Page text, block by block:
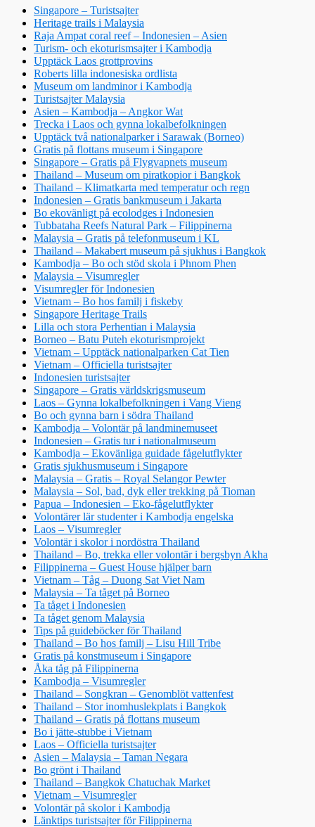
Singapore – Turistsajter
Heritage trails i Malaysia
Raja Ampat coral reef – Indonesien – Asien
Turism- och ekoturismsajter i Kambodja
Upptäck Laos grottprovins
Roberts lilla indonesiska ordlista
Museum om landminor i Kambodja
Turistsajter Malaysia
Asien – Kambodja – Angkor Wat
Trecka i Laos och gynna lokalbefolkningen
Upptäck två nationalparker i Sarawak (Borneo)
Gratis på flottans museum i Singapore
Singapore – Gratis på Flygvapnets museum
Thailand – Museum om piratkopior i Bangkok
Thailand – Klimatkarta med temperatur och regn
Indonesien – Gratis bankmuseum i Jakarta
Bo ekovänligt på ecolodges i Indonesien
Tubbataha Reefs Natural Park – Filippinerna
Malaysia – Gratis på telefonmuseum i KL
Thailand – Makabert museum på sjukhus i Bangkok
Kambodja – Bo och stöd skola i Phnom Phen
Malaysia – Visumregler
Visumregler för Indonesien
Vietnam – Bo hos familj i fiskeby
Singapore Heritage Trails
Lilla och stora Perhentian i Malaysia
Borneo – Batu Puteh ekoturismprojekt
Vietnam – Upptäck nationalparken Cat Tien
Vietnam – Officiella turistsajter
Indonesien turistsajter
Singapore – Gratis världskrigsmuseum
Laos – Gynna lokalbefolkningen i Vang Vieng
Bo och gynna barn i södra Thailand
Kambodja – Volontär på landminemuseet
Indonesien – Gratis tur i nationalmuseum
Kambodja – Ekovänliga guidade fågelutflykter
Gratis sjukhusmuseum i Singapore
Malaysia – Gratis – Royal Selangor Pewter
Malaysia – Sol, bad, dyk eller trekking på Tioman
Papua – Indonesien – Eko-fågelutflykter
Volontärer lär studenter i Kambodja engelska
Laos – Visumregler
Volontär i skolor i nordöstra Thailand
Thailand – Bo, trekka eller volontär i bergsbyn Akha
Filippinerna – Guest House hjälper barn
Vietnam – Tåg – Duong Sat Viet Nam
Malaysia – Ta tåget på Borneo
Ta tåget i Indonesien
Ta tåget genom Malaysia
Tips på guideböcker för Thailand
Thailand – Bo hos familj – Lisu Hill Tribe
Gratis på konstmuseum i Singapore
Åka tåg på Filippinerna
Kambodja – Visumregler
Thailand – Songkran – Genomblöt vattenfest
Thailand – Stor inomhuslekplats i Bangkok
Thailand – Gratis på flottans museum
Bo i jätte-stubbe i Vietnam
Laos – Officiella turistsajter
Asien – Malaysia – Taman Negara
Bo grönt i Thailand
Thailand – Bangkok Chatuchak Market
Vietnam – Visumregler
Volontär på skolor i Kambodja
Länktips turistsajter för Filippinerna